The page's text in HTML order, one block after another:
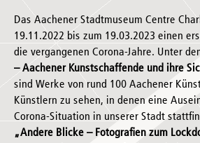
Das Aachener Stadtmuseum Centre
19.11.2022 bis zum 19.03.2023 einen
die vergangenen Corona-Jahre. Unter
– Aachener Kunstschaffende und ihre
sind Werke von rund 100 Aachener
Künstlern zu sehen, in denen eine
Corona-Situation in unserer Stadt
„Andere Blicke – Fotografien zum